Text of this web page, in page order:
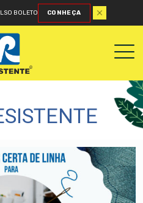
BOLETO CONHEÇA